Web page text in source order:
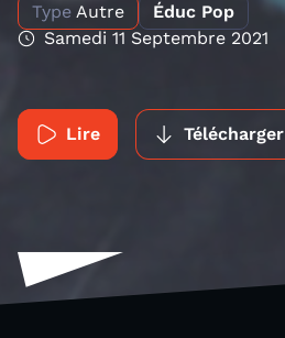
Type Autre
Éduc Pop
Samedi 11 Septembre 2021
Lire Télécharger